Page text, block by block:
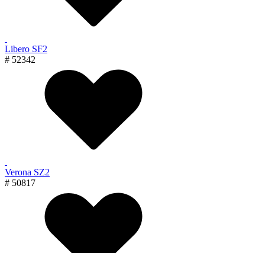
Libero SF2
# 52342
Verona SZ2
# 50817